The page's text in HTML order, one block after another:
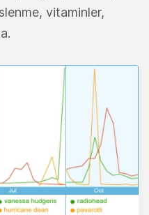
vitaminler,